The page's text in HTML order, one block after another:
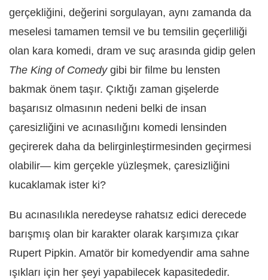
gerçekliğini, değerini sorgulayan, aynı zamanda da
meselesi tamamen temsil ve bu temsilin geçerliliği
olan kara komedi, dram ve suç arasında gidip gelen
The King of Comedy gibi bir filme bu lensten
bakmak önem taşır. Çıktığı zaman gişelerde
başarısız olmasının nedeni belki de insan
çaresizliğini ve acınasılığını komedi lensinden
geçirerek daha da belirginleştirmesinden geçirmesi
olabilir— kim gerçekle yüzleşmek, çaresizliğini
kucaklamak ister ki?
Bu acınasılıkla neredeyse rahatsız edici derecede
barışmış olan bir karakter olarak karşımıza çıkar
Rupert Pipkin. Amatör bir komedyendir ama sahne
ışıkları için her şeyi yapabilecek kapasitededir.